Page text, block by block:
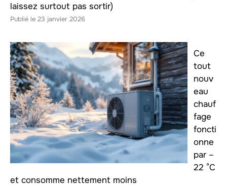
laissez surtout pas sortir)
23 janvier 2026
Ce
tout
nouv
eau
chauf
fage
foncti
onne
par –
22 °C
et consomme nettement moins